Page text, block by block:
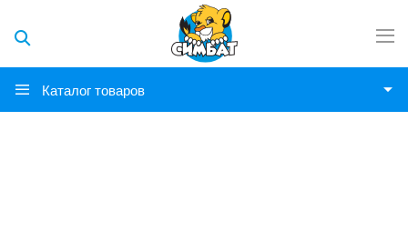
Каталог товаров